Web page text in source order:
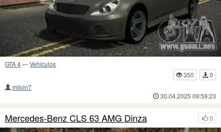
GTA 4—Vehículos
350
0
milcin7
30.04.2025 09:59:23
0
Mercedes-Benz CLS 63 AMG Dinza